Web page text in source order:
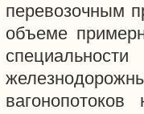
перевозочным
объеме